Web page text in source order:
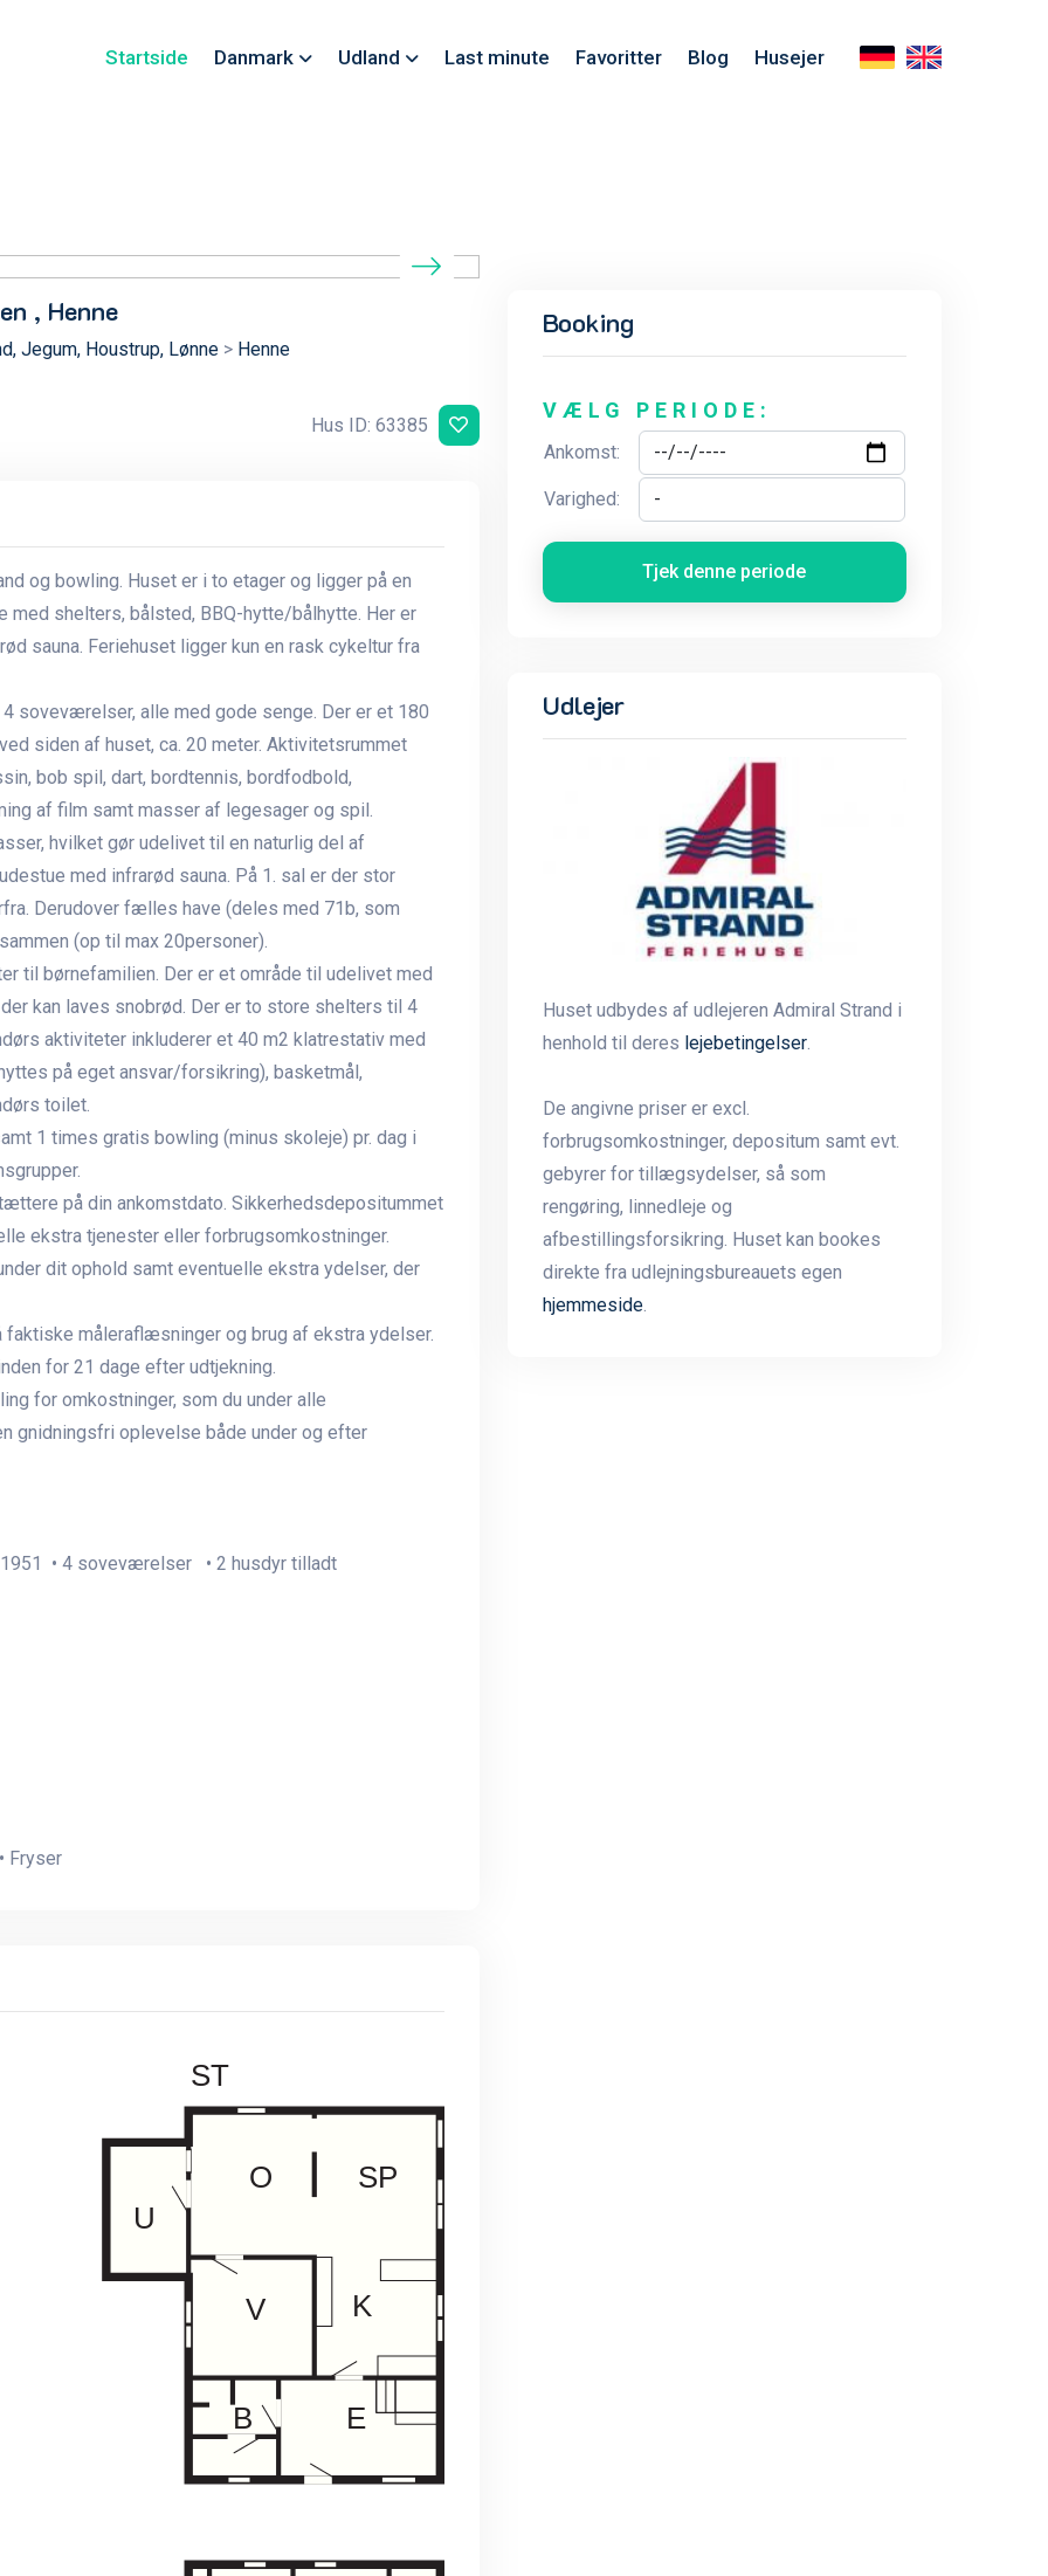
Startside Danmark Udland Last minute Favoritter Blog Husejer
, Henne
Jegum, Houstrup, Lønne> Henne
Hus ID: 63385
og bowling. Huset er i to etager og ligger på en
med shelters, bålsted, BBQ-hytte/bålhytte. Her er
sauna. Feriehuset ligger kun en rask cykeltur fra
soveværelser, alle med gode senge. Der er et 180
siden af huset, ca. 20 meter. Aktivitetsrummet
bob spil, dart, bordtennis, bordfodbold,
af film samt masser af legesager og spil.
hvilket gør udelivet til en naturlig del af
med infrarød sauna. På 1. sal er der stor
Derudover fælles have (deles med 71b, som
(op til max 20personer).
til børnefamilien. Der er et område til udelivet med
kan laves snobrød. Der er to store shelters til 4
aktiviteter inkluderer et 40 m2 klatrestativ med
på eget ansvar/forsikring), basketmål,
toilet.
1 times gratis bowling (minus skoleje) pr. dag i
på din ankomstdato. Sikkerhedsdepositummet
ekstra tjenester eller forbrugsomkostninger.
dit ophold samt eventuelle ekstra ydelser, der
måleraflæsninger og brug af ekstra ydelser.
for 21 dage efter udtjekning.
for omkostninger, som du under alle
gnidningsfri oplevelse både under og efter
• 4 soveværelser • 2 husdyr tilladt
Fryser
Booking
VÆLG PERIODE:
Ankomst:
Varighed:
Tjek denne periode
Udlejer
Huset udbydes af udlejeren Admiral Strand i
henhold til deres lejebetingelser.
De angivne priser er excl.
forbrugsomkostninger, depositum samt evt.
gebyrer for tillægsydelser, så som
rengøring, linnedleje og
afbestillingsforsikring. Huset kan bookes
direkte fra udlejningsbureauets egen
hjemmeside.